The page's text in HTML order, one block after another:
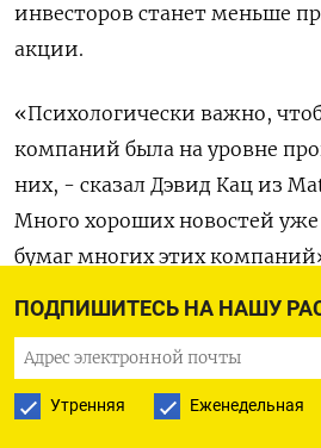
ПОДПИШИТЕСЬ НА НАШУ
Утренняя Еженедельная
инвесторов станет меньше
акции.
«Психологически важно,
компаний была на уровне
них, - сказал Дэвид Кац из
Много хороших новостей
бумаг многих этих
В центре внимания
публикация в пятницу
важнейшего для ФРС